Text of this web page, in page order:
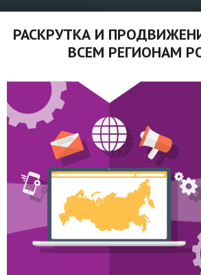
РАСКРУТКА И
ВСЕМ РЕГИОНАМ